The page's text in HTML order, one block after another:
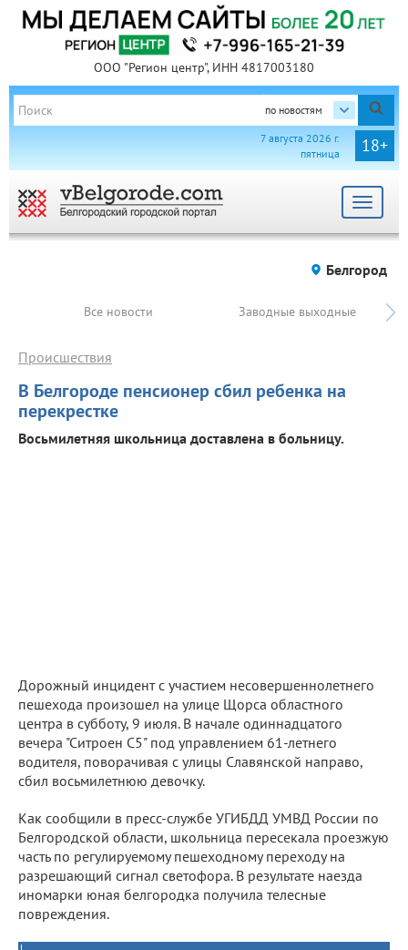
ООО "Регион центр", ИНН 4817003180
по новостям
18+
7 августа 2026 г.
пятница
Toggle
Белгород
Все новости Заводные выходные
В Белгороде пенсионер сбил ребенка на
перекрестке
Происшествия
Восьмилетняя школьница доставлена в больницу.
Дорожный инцидент с участием несовершеннолетнего
пешехода произошел на улице Щорса областного
центра в субботу, 9 июля. В начале одиннадцатого
вечера "Ситроен С5" под управлением 61-летнего
водителя, поворачивая с улицы Славянской направо,
сбил восьмилетнюю девочку.
Как сообщили в пресс-службе УГИБДД УМВД России по
Белгородской области, школьница пересекала проезжую
часть по регулируемому пешеходному переходу на
разрешающий сигнал светофора. В результате наезда
иномарки юная белгородка получила телесные
повреждения.